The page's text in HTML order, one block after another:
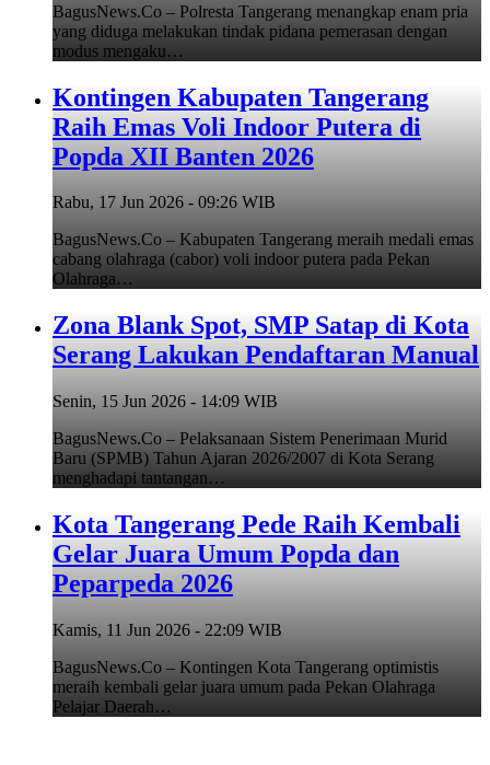
BagusNews.Co – Polresta Tangerang menangkap enam pria
yang diduga melakukan tindak pidana pemerasan dengan
modus mengaku…
Kontingen Kabupaten Tangerang
Raih Emas Voli Indoor Putera di
Popda XII Banten 2026
Rabu, 17 Jun 2026 - 09:26 WIB
BagusNews.Co – Kabupaten Tangerang meraih medali emas
cabang olahraga (cabor) voli indoor putera pada Pekan
Olahraga…
Zona Blank Spot, SMP Satap di Kota
Serang Lakukan Pendaftaran Manual
Senin, 15 Jun 2026 - 14:09 WIB
BagusNews.Co – Pelaksanaan Sistem Penerimaan Murid
Baru (SPMB) Tahun Ajaran 2026/2007 di Kota Serang
menghadapi tantangan…
Kota Tangerang Pede Raih Kembali
Gelar Juara Umum Popda dan
Peparpeda 2026
Kamis, 11 Jun 2026 - 22:09 WIB
BagusNews.Co – Kontingen Kota Tangerang optimistis
meraih kembali gelar juara umum pada Pekan Olahraga
Pelajar Daerah…